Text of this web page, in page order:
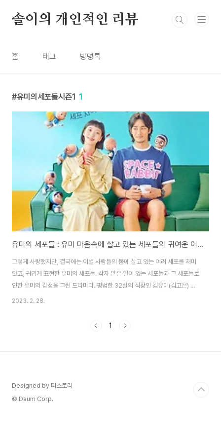
솔이의 개인적인 리뷰
홈 태그 방명록
유미의세포들시즌1 1
유미의 세포들 : 유미 마음속에 살고 있는 세포들의 귀여운 이야기
그렇게 사랑했지만, 결국에는 이별 사람들의 몸에 살고 있는 여러 세포를 재미
있고, 귀엽게 표현한 유미의 세포들. 각자 맡은 일이 있는 세포들과 그 세포들로
인한 유미의 감정을 그린 드라마다. 평범한 32살의 직장인 김유미(김고은) 그
녀는 3년 전 남자친구와 안 좋게 헤어진 후로 일에만 빠져 사는 사람이다. 요즘
모의 우기는 어느 날 유미에게 사는 곳을 물어보았다. 유미는 우기도 자신에게
2023. 2. 28.
1
Designed by 티스토리
© Daum Corp.